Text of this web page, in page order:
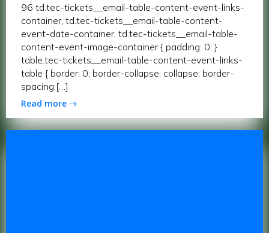
96 td.tec-tickets__email-table-content-event-links-
container, td.tec-tickets__email-table-content-
event-date-container, td.tec-tickets__email-table-
content-event-image-container { padding: 0; }
table.tec-tickets__email-table-content-event-links-
table { border: 0; border-collapse: collapse; border-
spacing:[…]
Read more